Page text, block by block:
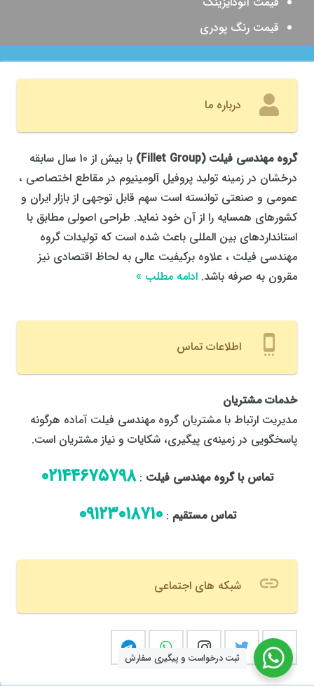
ثبت درخواست و پیگیری سفارش
قیمت رنگ پودری
درباره ما
گروه مهندسی فیلت (
Fillet Group
)
با بیش از 10 سال سابقه
درخشان در زمینه تولید پروفیل آلومینیوم در مقاطع اختصاصی ،
عمومی و صنعتی توانسته است سهم قابل توجهی از بازار ایران و
کشورهای همسایه را از آن خود نماید. طراحی اصولی مطابق با
استانداردهای بین المللی باعث شده است که تولیدات گروه
مهندسی فیلت ، علاوه برکیفیت عالی به لحاظ اقتصادی نیز
مقرون به صرفه باشد. ادامه مطلب »
settings_cell اطلاعات تماس
خدمات مشتریان
مدیریت ارتباط با مشتریان گروه مهندسی فیلت آماده هرگونه
پاسخگویی در زمینه‌ی پیگیری، شکایات و نیاز مشتریان است.
تماس با گروه مهندسی فیلت :٠٢١٤٤٦٧٥٧٩٨
تماس مستقیم :٠٩١٢٣٠١٨٧١٠
link شبکه های اجتماعی